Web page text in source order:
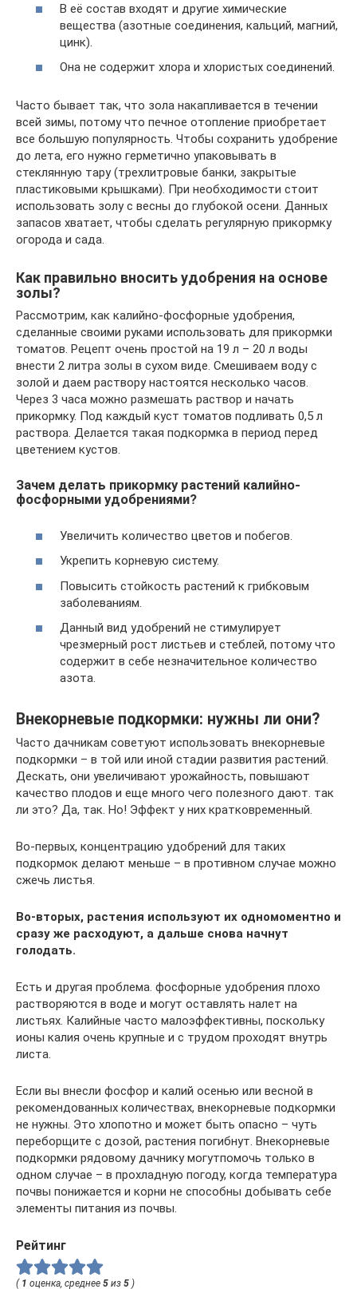
В её состав входят и другие химические
вещества (азотные соединения, кальций, магний,
цинк).
Она не содержит хлора и хлористых соединений.
Часто бывает так, что зола накапливается в течении
всей зимы, потому что печное отопление приобретает
все большую популярность. Чтобы сохранить удобрение
до лета, его нужно герметично упаковывать в
стеклянную тару (трехлитровые банки, закрытые
пластиковыми крышками). При необходимости стоит
использовать золу с весны до глубокой осени. Данных
запасов хватает, чтобы сделать регулярную прикормку
огорода и сада.
Как правильно вносить удобрения на основе
золы?
Рассмотрим, как калийно-фосфорные удобрения,
сделанные своими руками использовать для прикормки
томатов. Рецепт очень простой на 19 л – 20 л воды
внести 2 литра золы в сухом виде. Смешиваем воду с
золой и даем раствору настоятся несколько часов.
Через 3 часа можно размешать раствор и начать
прикормку. Под каждый куст томатов подливать 0,5 л
раствора. Делается такая подкормка в период перед
цветением кустов.
Зачем делать прикормку растений калийно-
фосфорными удобрениями?
Увеличить количество цветов и побегов.
Укрепить корневую систему.
Повысить стойкость растений к грибковым
заболеваниям.
Данный вид удобрений не стимулирует
чрезмерный рост листьев и стеблей, потому что
содержит в себе незначительное количество
азота.
Внекорневые подкормки: нужны ли они?
Часто дачникам советуют использовать внекорневые
подкормки – в той или иной стадии развития растений.
Дескать, они увеличивают урожайность, повышают
качество плодов и еще много чего полезного дают. так
ли это? Да, так. Но! Эффект у них кратковременный.
Во-первых, концентрацию удобрений для таких
подкормок делают меньше – в противном случае можно
сжечь листья.
Во-вторых, растения используют их одномоментно и
сразу же расходуют, а дальше снова начнут
голодать.
Есть и другая проблема. фосфорные удобрения плохо
растворяются в воде и могут оставлять налет на
листьях. Калийные часто малоэффективны, поскольку
ионы калия очень крупные и с трудом проходят внутрь
листа.
Если вы внесли фосфор и калий осенью или весной в
рекомендованных количествах, внекорневые подкормки
не нужны. Это хлопотно и может быть опасно – чуть
переборщите с дозой, растения погибнут. Внекорневые
подкормки рядовому дачнику могутпомочь только в
одном случае – в прохладную погоду, когда температура
почвы понижается и корни не способны добывать себе
элементы питания из почвы.
Рейтинг
( 1 оценка, среднее 5 из 5 )